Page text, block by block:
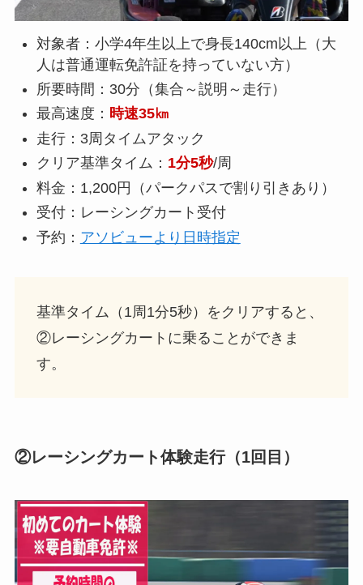
対象者：小学4年生以上で身長140cm以上（大
人は普通運転免許証を持っていない方）
所要時間：30分（集合～説明～走行）
最高速度： 時速35㎞
走行：3周タイムアタック
クリア基準タイム： 1分5秒/周
料金：1,200円（パークパスで割り引きあり）
受付：レーシングカート受付
予約： アソビューより日時指定
基準タイム（1周1分5秒）をクリアすると、
②レーシングカートに乗ることができま
す。
②レーシングカート体験走行（1回目）